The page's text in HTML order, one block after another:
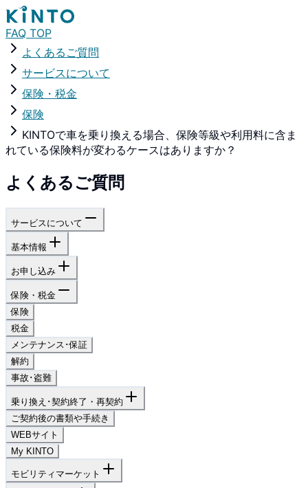
FAQ TOP
よくあるご質問
サービスについて
保険・税金
保険
KINTOで車を乗り換える場合、保険等級や利用料に含ま
れている保険料が変わるケースはありますか？
よくあるご質問
サービスについて
基本情報
お申し込み
保険・税金
保険
税金
メンテナンス･保証
解約
事故･盗難
乗り換え･契約終了・再契約
ご契約後の書類や手続き
WEBサイト
My KINTO
モビリティマーケット